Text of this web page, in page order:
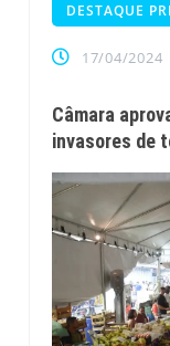
DESTAQUE
17/04/2024
Câmara
invasores de